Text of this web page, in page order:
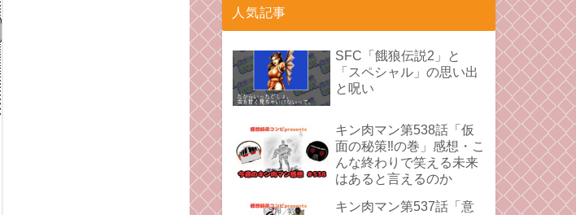
人気記事
SFC「餓狼伝説2」と
「スペシャル」の思い出
と呪い
キン肉マン第538話「仮
面の秘策‼︎の巻」感想・こ
んな終わりで笑える未来
はあると言えるのか
キン肉マン第537話「意